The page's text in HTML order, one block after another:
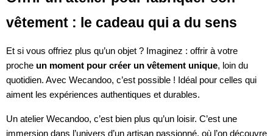
vêtement : le cadeau qui a du sens
Et si vous offriez plus qu’un objet ? Imaginez : offrir à votre
proche un moment pour créer un vêtement unique, loin du
quotidien. Avec Wecandoo, c’est possible ! Idéal pour celles qui
aiment les expériences authentiques et durables.
Un atelier Wecandoo, c’est bien plus qu’un loisir. C’est une
immersion dans l’univers d’un artisan passionné, où l’on découvre